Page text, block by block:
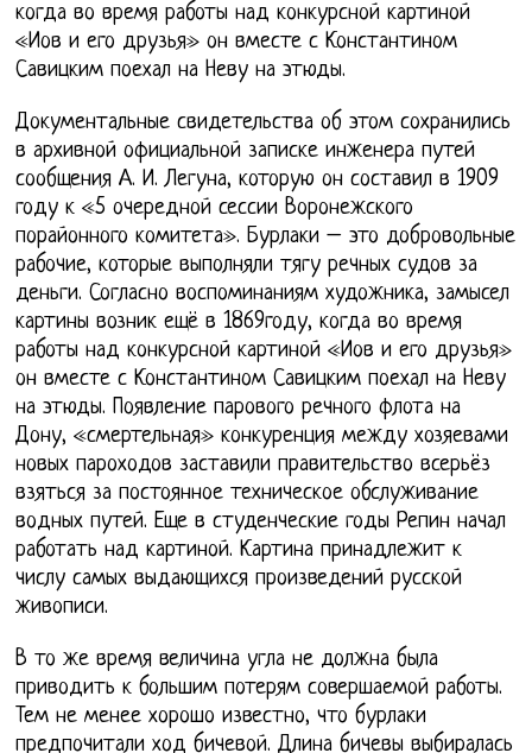
когда во время работы над конкурсной картиной
«Иов и его друзья» он вместе с Константином
Савицким поехал на Неву на этюды.
Документальные свидетельства об этом сохранились
в архивной официальной записке инженера путей
сообщения А. И. Легуна, которую он составил в 1909
году к «5 очередной сессии Воронежского
порайонного комитета». Бурлаки – это добровольные
рабочие, которые выполняли тягу речных судов за
деньги. Согласно воспоминаниям художника, замысел
картины возник ещё в 1869году, когда во время
работы над конкурсной картиной «Иов и его друзья»
он вместе с Константином Савицким поехал на Неву
на этюды. Появление парового речного флота на
Дону, «смертельная» конкуренция между хозяевами
новых пароходов заставили правительство всерьёз
взяться за постоянное техническое обслуживание
водных путей. Еще в студенческие годы Репин начал
работать над картиной. Картина принадлежит к
числу самых выдающихся произведений русской
живописи.
В то же время величина угла не должна была
приводить к большим потерям совершаемой работы.
Тем не менее хорошо известно, что бурлаки
предпочитали ход бичевой. Длина бичевы выбиралась